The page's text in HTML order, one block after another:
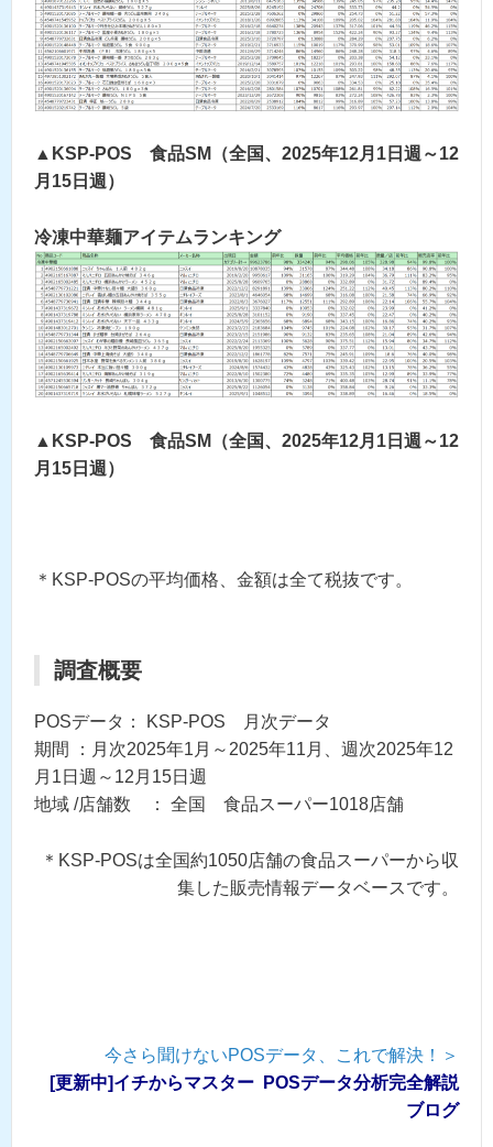
▲KSP-POS 食品SM（全国、2025年12月1日週～12
月15日週）
冷凍中華麺アイテムランキング
▲KSP-POS 食品SM（全国、2025年12月1日週～12
月15日週）
＊KSP-POSの平均価格、金額は全て税抜です。
調査概要
POSデータ： KSP-POS 月次データ
期間 ：月次2025年1月～2025年11月、週次2025年12
月1日週～12月15日週
地域 /店舗数 ： 全国 食品スーパー1018店舗
＊KSP-POSは全国約1050店舗の食品スーパーから収
集した販売情報データベースです。
今さら聞けないPOSデータ、これで解決！＞
[更新中]イチからマスター POSデータ分析完全解説
ブログ